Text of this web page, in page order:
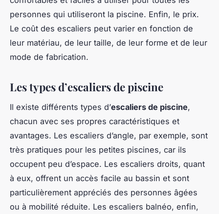
personnes qui utiliseront la piscine. Enfin, le prix.
Le coût des escaliers peut varier en fonction de
leur matériau, de leur taille, de leur forme et de leur
mode de fabrication.
Les types d’escaliers de piscine
Il existe différents types d’escaliers de piscine,
chacun avec ses propres caractéristiques et
avantages. Les escaliers d’angle, par exemple, sont
très pratiques pour les petites piscines, car ils
occupent peu d’espace. Les escaliers droits, quant
à eux, offrent un accès facile au bassin et sont
particulièrement appréciés des personnes âgées
ou à mobilité réduite. Les escaliers balnéo, enfin,